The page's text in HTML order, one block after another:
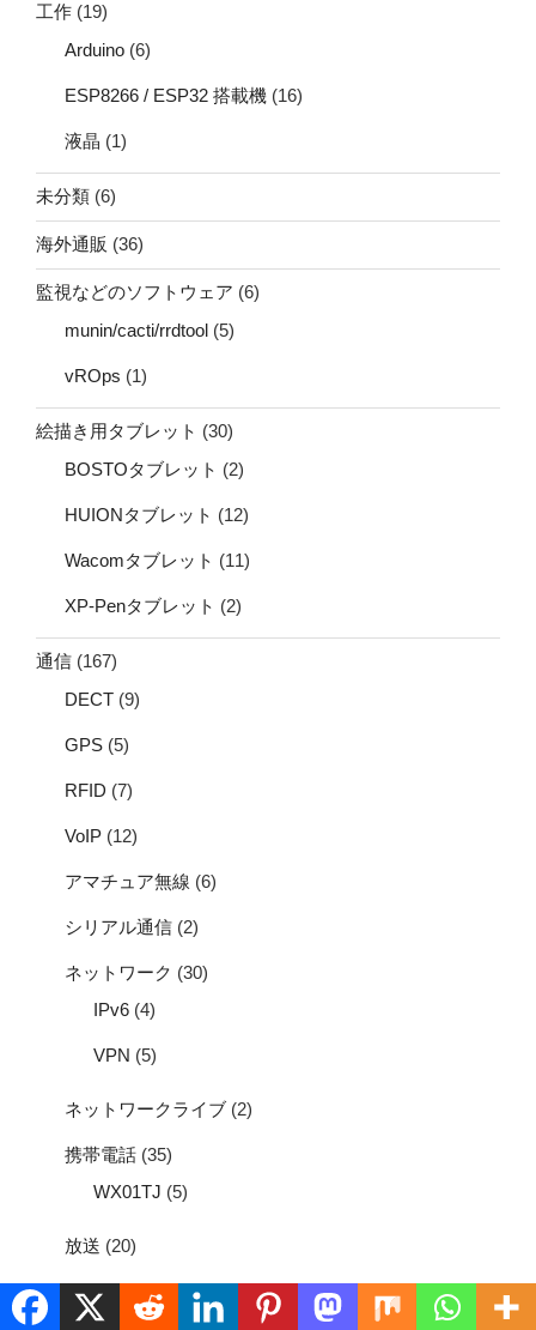
工作 (19)
Arduino (6)
ESP8266 / ESP32 搭載機 (16)
液晶 (1)
未分類 (6)
海外通販 (36)
監視などのソフトウェア (6)
munin/cacti/rrdtool (5)
vROps (1)
絵描き用タブレット (30)
BOSTOタブレット (2)
HUIONタブレット (12)
Wacomタブレット (11)
XP-Penタブレット (2)
通信 (167)
DECT (9)
GPS (5)
RFID (7)
VoIP (12)
アマチュア無線 (6)
シリアル通信 (2)
ネットワーク (30)
IPv6 (4)
VPN (5)
ネットワークライブ (2)
携帯電話 (35)
WX01TJ (5)
放送 (20)
無線LAN (11)